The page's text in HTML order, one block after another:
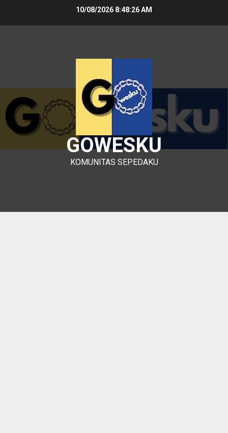
10/08/2026 8:48:26 AM
GOWESKU
KOMUNITAS SEPEDAKU